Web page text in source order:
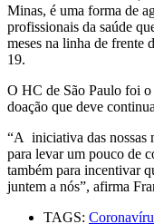
Minas, é uma forma de
profissionais da saúde
meses na linha de frente
19.
O HC de São Paulo foi o
doação que deve
“A iniciativa das nossas
para levar um pouco de
também para incentivar
juntem a nós”, afirma
TAGS: